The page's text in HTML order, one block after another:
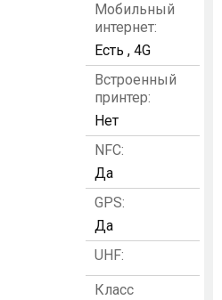
Мобильный
интернет:
Есть , 4G
Встроенный
принтер:
Нет
NFC:
Да
GPS:
Да
UHF:
Класс